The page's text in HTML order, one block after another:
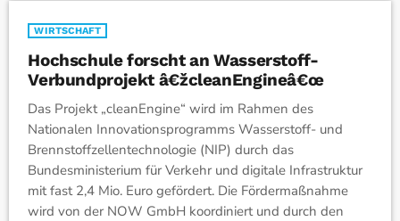
WIRTSCHAFT
Hochschule forscht an Wasserstoff-
Verbundprojekt â€žcleanEngineâ€œ
Das Projekt „cleanEngine“ wird im Rahmen des
Nationalen Innovationsprogramms Wasserstoff- und
Brennstoffzellentechnologie (NIP) durch das
Bundesministerium für Verkehr und digitale Infrastruktur
mit fast 2,4 Mio. Euro gefördert. Die Fördermaßnahme
wird von der NOW GmbH koordiniert und durch den